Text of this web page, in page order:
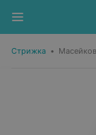
Стрижка •